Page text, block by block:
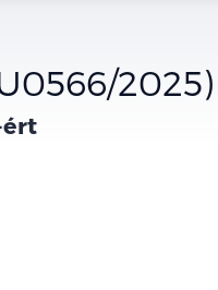
2025)
ért